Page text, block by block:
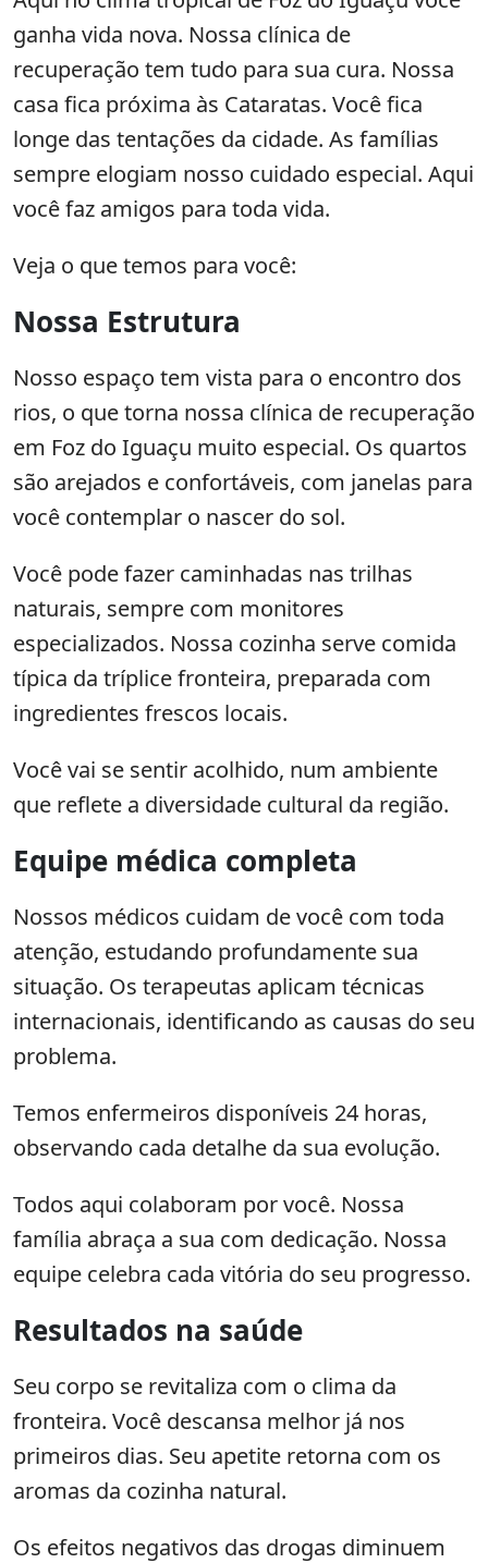
ganha vida nova. Nossa clínica de
recuperação tem tudo para sua cura. Nossa
casa fica próxima às Cataratas. Você fica
longe das tentações da cidade. As famílias
sempre elogiam nosso cuidado especial. Aqui
você faz amigos para toda vida.
Veja o que temos para você:
Nossa Estrutura
Nosso espaço tem vista para o encontro dos
rios, o que torna nossa clínica de recuperação
em Foz do Iguaçu muito especial. Os quartos
são arejados e confortáveis, com janelas para
você contemplar o nascer do sol.
Você pode fazer caminhadas nas trilhas
naturais, sempre com monitores
especializados. Nossa cozinha serve comida
típica da tríplice fronteira, preparada com
ingredientes frescos locais.
Você vai se sentir acolhido, num ambiente
que reflete a diversidade cultural da região.
Equipe médica completa
Nossos médicos cuidam de você com toda
atenção, estudando profundamente sua
situação. Os terapeutas aplicam técnicas
internacionais, identificando as causas do seu
problema.
Temos enfermeiros disponíveis 24 horas,
observando cada detalhe da sua evolução.
Todos aqui colaboram por você. Nossa
família abraça a sua com dedicação. Nossa
equipe celebra cada vitória do seu progresso.
Resultados na saúde
Seu corpo se revitaliza com o clima da
fronteira. Você descansa melhor já nos
primeiros dias. Seu apetite retorna com os
aromas da cozinha natural.
Os efeitos negativos das drogas diminuem